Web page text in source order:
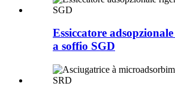
Essiccatore
a soffio SGD